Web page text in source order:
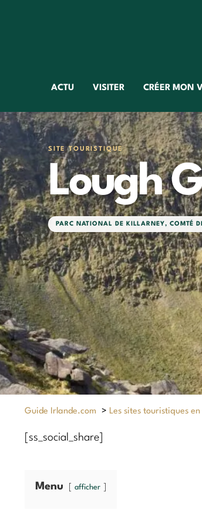
ACTU VISITER CRÉER MON
SITE TOURISTIQUE
Lough
PARC NATIONAL DE KILLARNEY, COMTÉ
Guide Irlande.com > Les sites touristiques
[ss_social_share]
Menu afficher